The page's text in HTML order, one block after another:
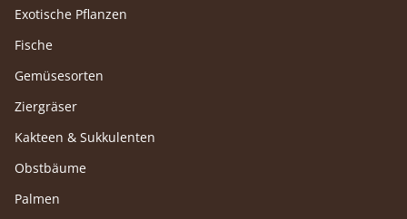
Exotische Pflanzen
Fische
Gemüsesorten
Ziergräser
Kakteen & Sukkulenten
Obstbäume
Palmen